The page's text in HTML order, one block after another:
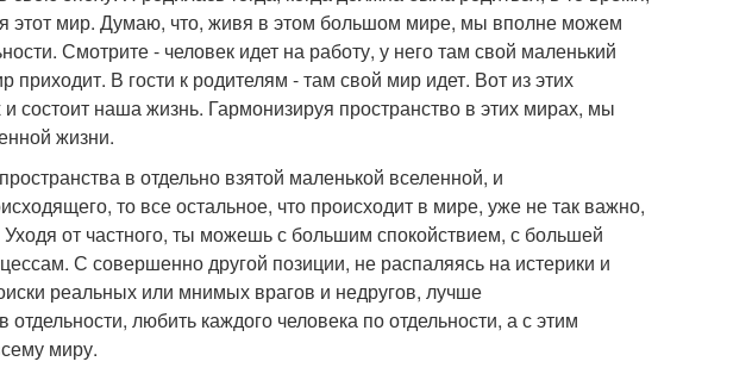
этот мир. Думаю, что, живя в этом большом мире, мы вполне можем
Смотрите - человек идет на работу, у него там свой маленький
В гости к родителям - там свой мир идет. Вот из этих
состоит наша жизнь. Гармонизируя пространство в этих мирах, мы
жизни.
в отдельно взятой маленькой вселенной, и
то все остальное, что происходит в мире, уже не так важно,
от частного, ты можешь с большим спокойствием, с большей
С совершенно другой позиции, не распаляясь на истерики и
реальных или мнимых врагов и недругов, лучше
любить каждого человека по отдельности, а с этим
миру.